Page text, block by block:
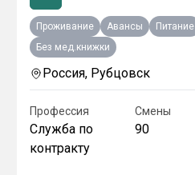
Проживание Авансы Питание
Без мед.книжки
Россия, Рубцовск
Профессия
Служба по
контракту
Смены
90